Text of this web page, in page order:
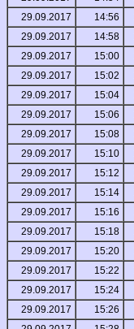
29.09.2017
14:56
29.09.2017
14:58
29.09.2017
15:00
29.09.2017
15:02
29.09.2017
15:04
29.09.2017
15:06
29.09.2017
15:08
29.09.2017
15:10
29.09.2017
15:12
29.09.2017
15:14
29.09.2017
15:16
29.09.2017
15:18
29.09.2017
15:20
29.09.2017
15:22
29.09.2017
15:24
29.09.2017
15:26